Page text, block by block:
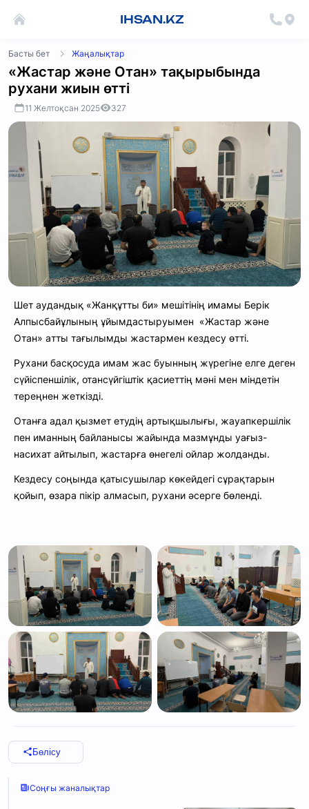
IHSAN.KZ
Басты бет Жаңалықтар
«Жастар және Отан» тақырыбында
рухани жиын өтті
11 Желтоқсан 2025 327
Шет аудандық «Жанқұтты би» мешітінің имамы Берік
Алпысбайұлының ұйымдастыруымен «Жастар және
Отан» атты тағылымды жастармен кездесу өтті.
Рухани басқосуда имам жас буынның жүрегіне елге деген
сүйіспеншілік, отансүйгіштік қасиеттің мәні мен міндетін
тереңнен жеткізді.
Отанға адал қызмет етудің артықшылығы, жауапкершілік
пен иманның байланысы жайында мазмұнды уағыз-
насихат айтылып, жастарға өнегелі ойлар жолданды.
Кездесу соңында қатысушылар көкейдегі сұрақтарын
қойып, өзара пікір алмасып, рухани әсерге бөленді.
Бөлісу
Соңғы жаналықтар